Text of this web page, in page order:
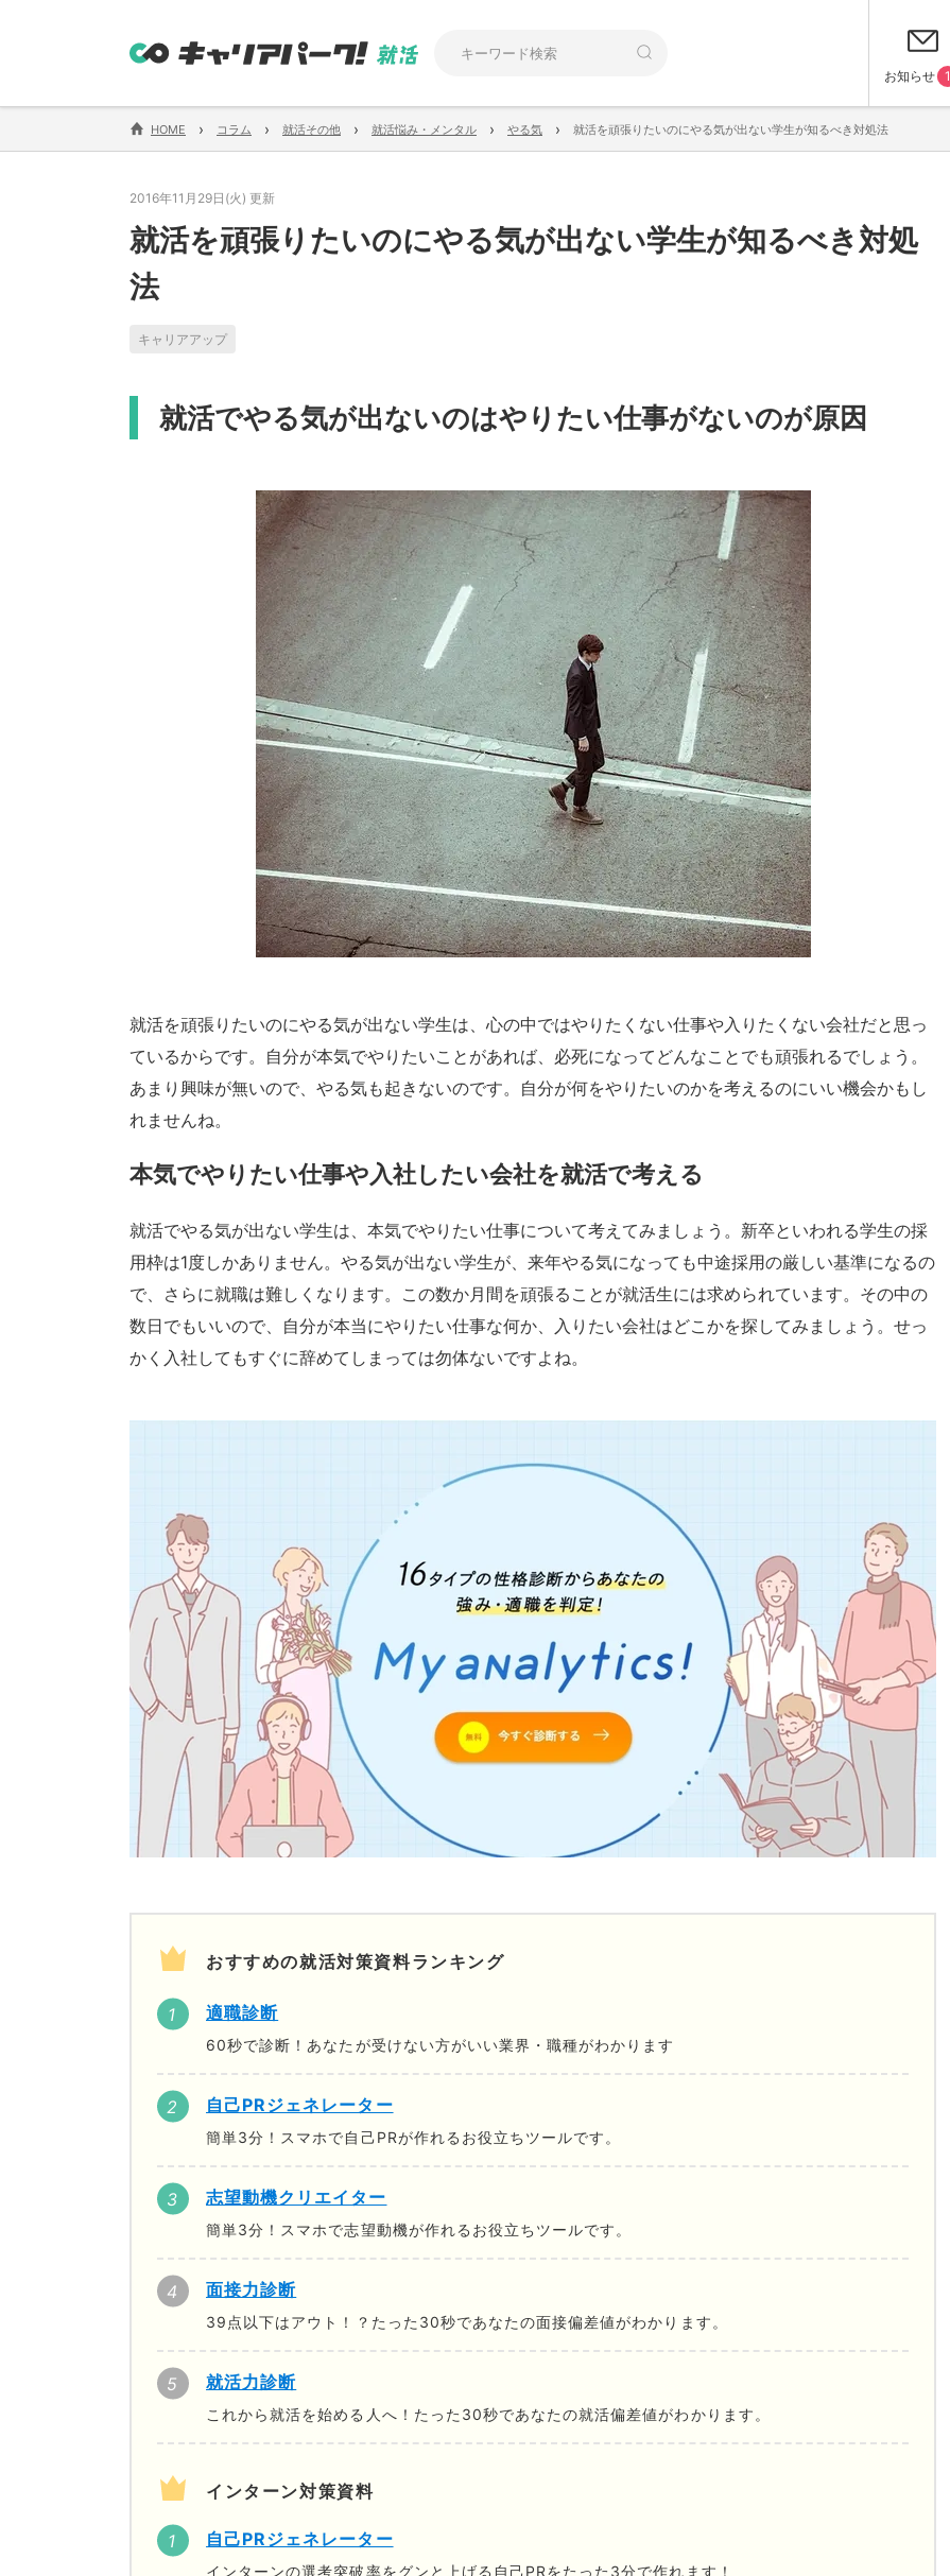
お知らせ 1
HOME › コラム › 就活その他 › 就活悩み・メンタル › やる気 › 就活を頑張りたいのにやる気が出ない学生が知るべき対処法
2016年11月29日(火) 更新
就活を頑張りたいのにやる気が出ない学生が知るべき対処
法
キャリアアップ
就活でやる気が出ないのはやりたい仕事がないのが原因
就活を頑張りたいのにやる気が出ない学生は、心の中ではやりたくない仕事や入りたくない会社だと思っ
ているからです。自分が本気でやりたいことがあれば、必死になってどんなことでも頑張れるでしょう。
あまり興味が無いので、やる気も起きないのです。自分が何をやりたいのかを考えるのにいい機会かもし
れませんね。
本気でやりたい仕事や入社したい会社を就活で考える
就活でやる気が出ない学生は、本気でやりたい仕事について考えてみましょう。新卒といわれる学生の採
用枠は1度しかありません。やる気が出ない学生が、来年やる気になっても中途採用の厳しい基準になるの
で、さらに就職は難しくなります。この数か月間を頑張ることが就活生には求められています。その中の
数日でもいいので、自分が本当にやりたい仕事な何か、入りたい会社はどこかを探してみましょう。せっ
かく入社してもすぐに辞めてしまっては勿体ないですよね。
おすすめの就活対策資料ランキング
適職診断
60秒で診断！あなたが受けない方がいい業界・職種がわかります
自己PRジェネレーター
簡単3分！スマホで自己PRが作れるお役立ちツールです。
志望動機クリエイター
簡単3分！スマホで志望動機が作れるお役立ちツールです。
面接力診断
39点以下はアウト！？たった30秒であなたの面接偏差値がわかります。
就活力診断
これから就活を始める人へ！たった30秒であなたの就活偏差値がわかります。
インターン対策資料
自己PRジェネレーター
インターンの選考突破率をグンと上げる自己PRをたった3分で作れます！